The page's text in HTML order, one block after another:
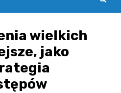
wielkich
jako